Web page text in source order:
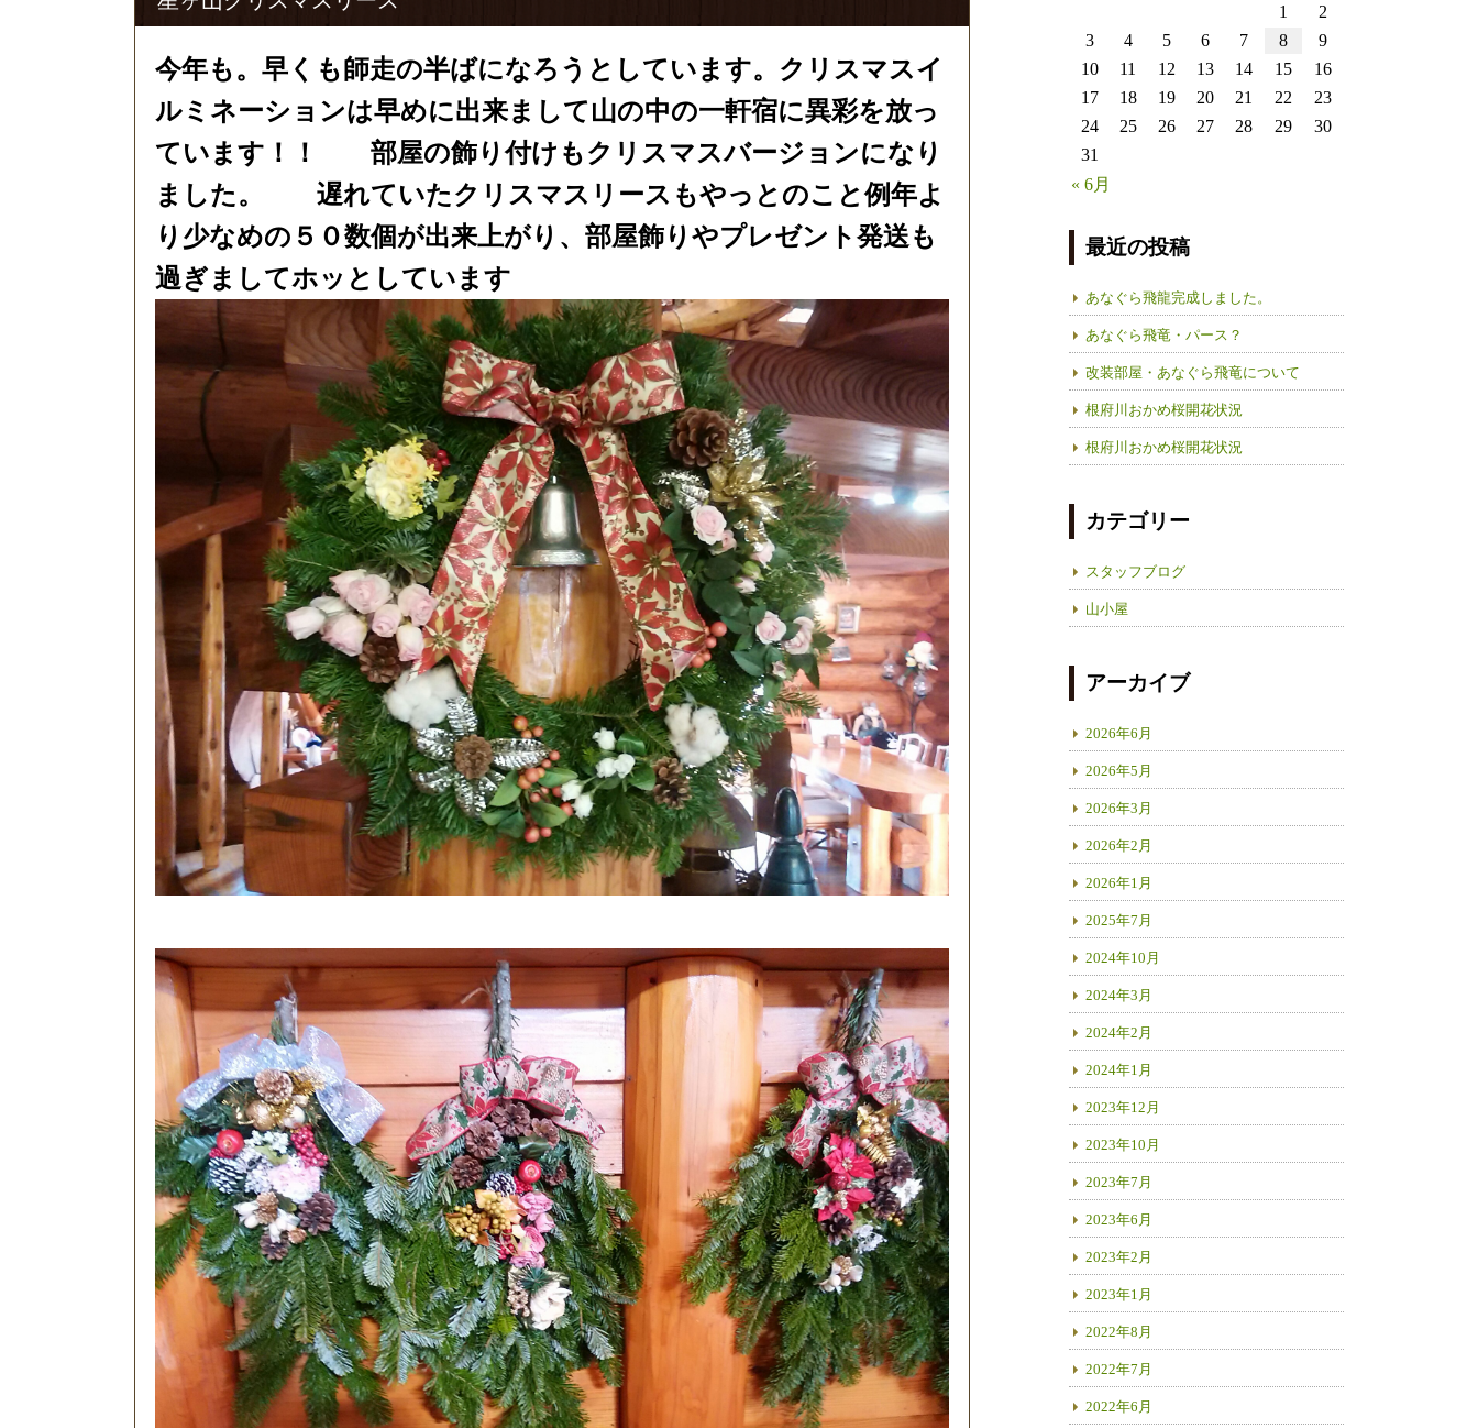
今年も。早くも師走の半ばになろうとしています。クリスマスイ
ルミネーションは早めに出来まして山の中の一軒宿に異彩を放っ
ています！！　　部屋の飾り付けもクリスマスバージョンになり
ました。　　遅れていたクリスマスリースもやっとのこと例年よ
り少なめの５０数個が出来上がり、部屋飾りやプレゼント発送も
過ぎましてホッとしています
« 6月
1
2
3
4 5 6 7 8
9
10
11 12 13 14 15
16
17
18 19 20 21 22
23
24
25 26 27 28 29
30
31
最近の投稿
あなぐら飛龍完成しました。
あなぐら飛竜・パース？
改装部屋・あなぐら飛竜について
根府川おかめ桜開花状況
根府川おかめ桜開花状況
カテゴリー
スタッフブログ
山小屋
アーカイブ
2026年6月
2026年5月
2026年3月
2026年2月
2026年1月
2025年7月
2024年10月
2024年3月
2024年2月
2024年1月
2023年12月
2023年10月
2023年7月
2023年6月
2023年2月
2023年1月
2022年8月
2022年7月
2022年6月